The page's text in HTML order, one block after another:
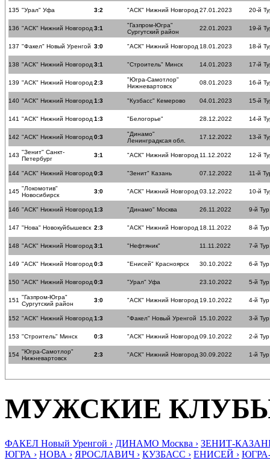
135 "Урал" Уфа 3:2 "АСК" Нижний Новгород 27.01.2023 20-й
136 "АСК" Нижний Новгород 3:1
"Газпром-Югра"
Сургутский район
22.01.2023 19-й
137 "Факел" Новый Уренгой 3:0 "АСК" Нижний Новгород 18.01.2023 18-й
138 "АСК" Нижний Новгород 3:1 "Строитель" Минск 14.01.2023 17-й
139 "АСК" Нижний Новгород 2:3
"Югра-Самотлор"
Нижневартовск
08.01.2023 16-й
140 "АСК" Нижний Новгород 1:3 "Кузбасс" Кемерово 04.01.2023 15-й
141 "АСК" Нижний Новгород 1:3 "Белогорье" 28.12.2022 14-й
142 "АСК" Нижний Новгород 0:3
"Динамо"
Ленинградксая обл.
17.12.2022 13-й
143 "Зенит" Санкт-
Петербург
3:1 "АСК" Нижний Новгород 11.12.2022 12-й
144 "АСК" Нижний Новгород 0:3 "Зенит" Казань 07.12.2022 11-й
145 "Локомотив"
Новосибирск
3:0 "АСК" Нижний Новгород 03.12.2022 10-й
146 "АСК" Нижний Новгород 1:3 "Динамо" Москва 26.11.2022 9-й Тур
147 "Нова" Новокуйбышевск 2:3 "АСК" Нижний Новгород 18.11.2022 8-й Тур
148 "АСК" Нижний Новгород 3:1 "Нефтяник" 11.11.2022 7-й Тур
149 "АСК" Нижний Новгород 0:3 "Енисей" Красноярск 30.10.2022 6-й Тур
150 "АСК" Нижний Новгород 0:3 "Урал" Уфа 23.10.2022 5-й Тур
151 "Газпром-Югра"
Сургутский район
3:0 "АСК" Нижний Новгород 19.10.2022 4-й Тур
152 "АСК" Нижний Новгород 1:3 "Факел" Новый Уренгой 15.10.2022 3-й Тур
153 "Строитель" Минск 0:3 "АСК" Нижний Новгород 09.10.2022 2-й Тур
154 "Югра-Самотлор"
Нижневартовск
2:3 "АСК" Нижний Новгород 30.09.2022 1-й Тур
МУЖСКИЕ
ФАКЕЛ Новый Уренгой › ДИНАМО Москва › ЗЕНИТ-
ЮГРА › НОВА › ЯРОСЛАВИЧ › КУЗБАСС › ЕНИСЕЙ ›